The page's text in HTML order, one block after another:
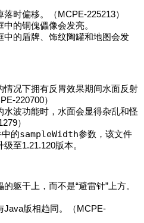
落时偏移。（ MCPE-225213）
的铜傀儡像会发亮。
中的盾牌、饰纹陶罐和地图会发
情况下拥有反胃效果期间水面反射
220700）
水波功能时，水面会显得杂乱和怪
）
的sampleWidth参数，该文件
至1.21.120版本。
躯干上，而不是“避雷针”上方。
Java版相趋同。（ MCPE-